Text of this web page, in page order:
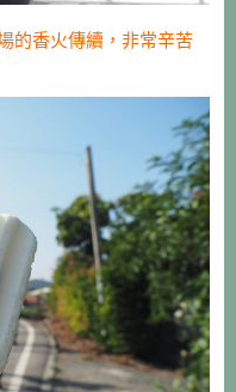
的香火傳續，非常辛苦